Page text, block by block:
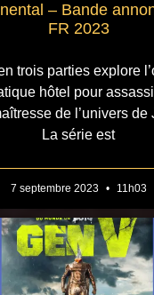
– Bande
FR 2023
trois parties explore
hôtel pour
de l’univers de
La série est
7 septembre 2023 11h03